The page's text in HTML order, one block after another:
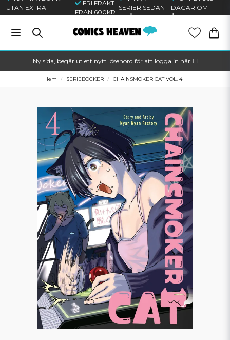
UTAN EXTRA
KOSTNAD
FRI FRAKT
FRÅN 600KR
SERIER SEDAN
40 ÅR
DAGAR OM
ÅRET
Ny sida, begär ut ett nytt lösenord för att logga in här🦸‍♂️
Hem SERIEBÖCKER CHAINSMOKER CAT VOL. 4